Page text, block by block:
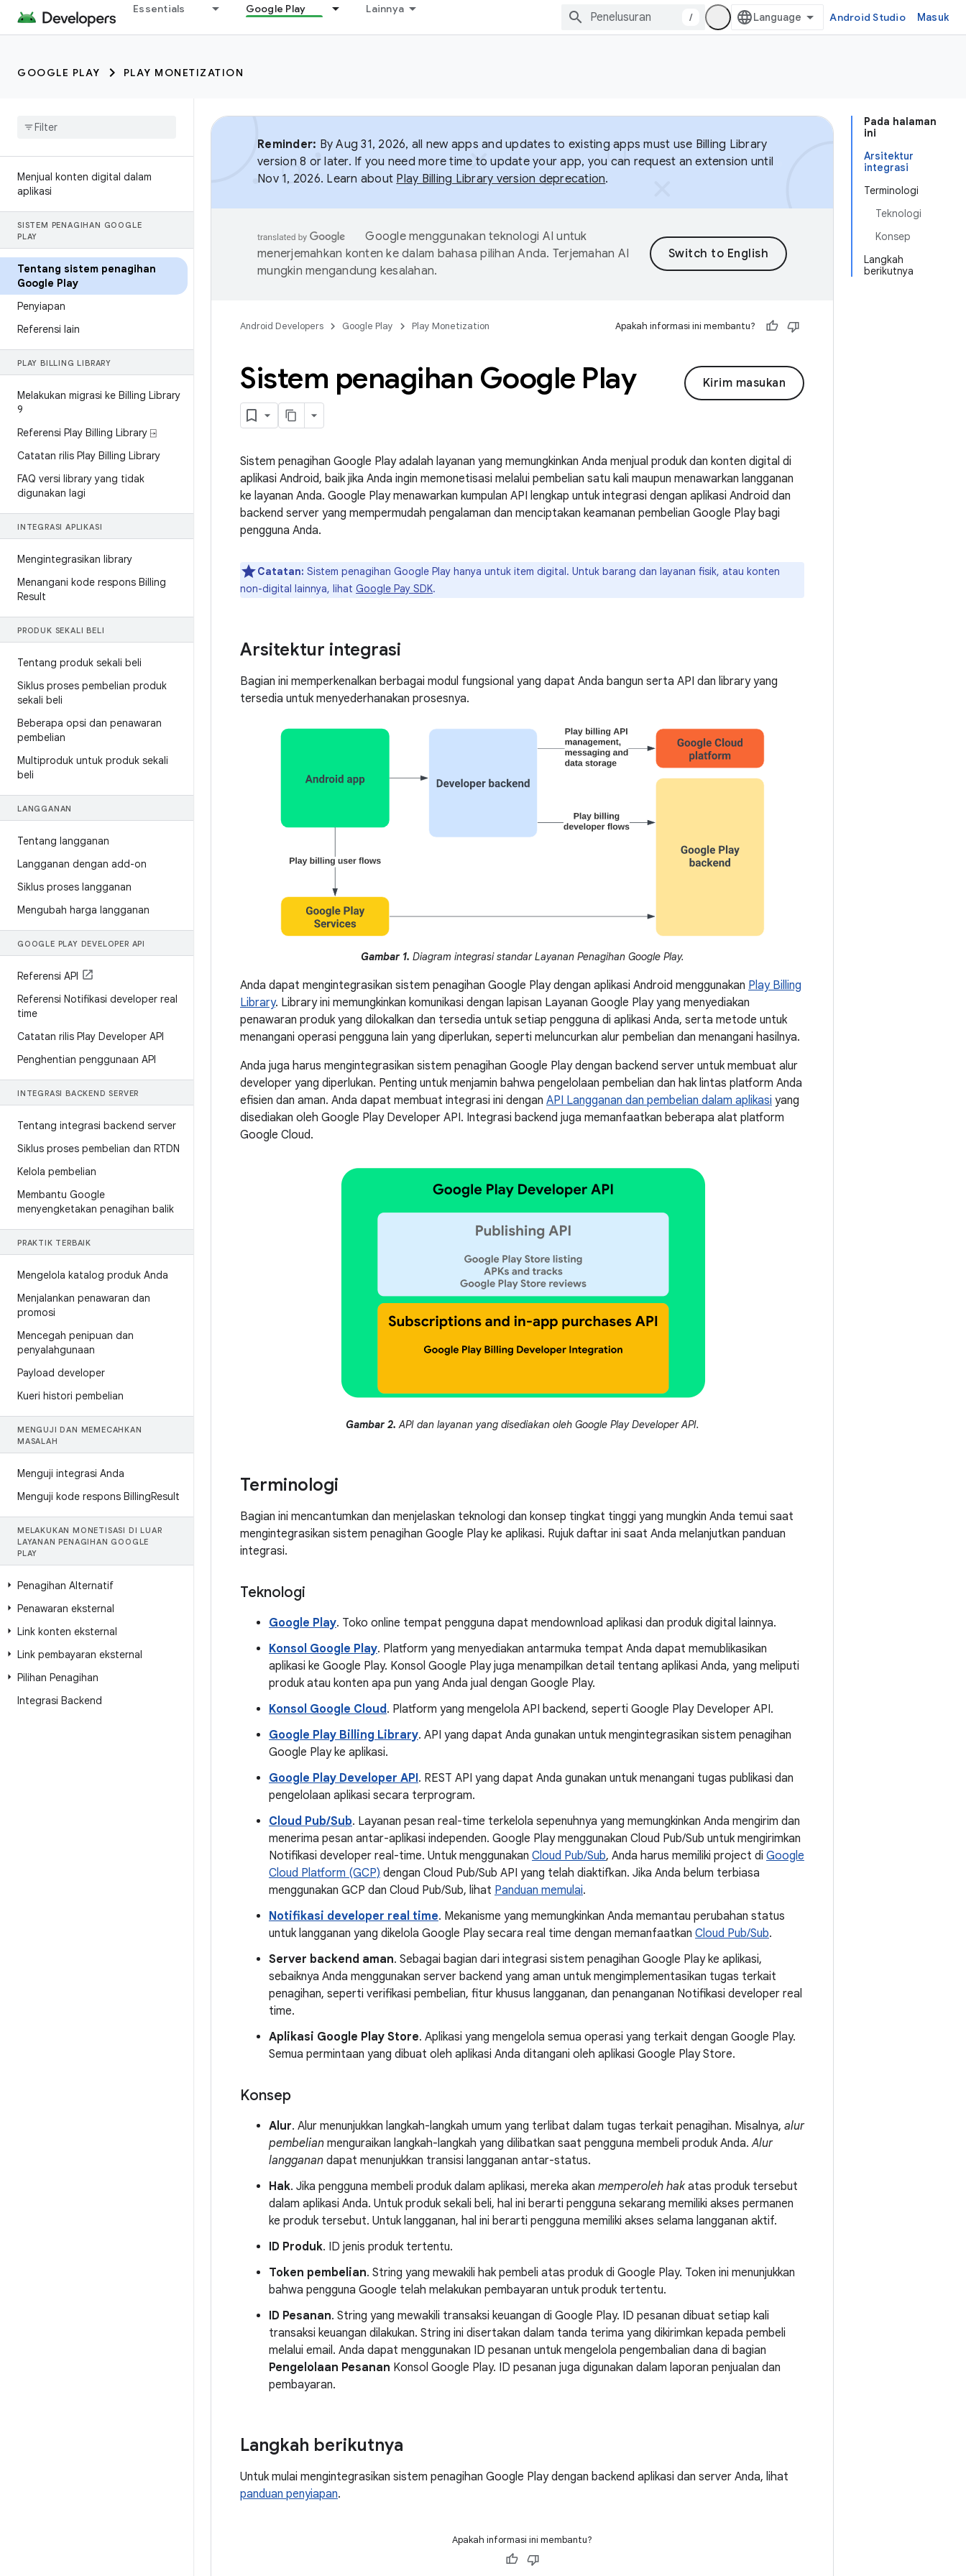
Essentials Google Play Lainnya
/ Android Studio Masuk
GOOGLE PLAY PLAY MONETIZATION
Menjual konten digital dalam
aplikasi
SISTEM PENAGIHAN GOOGLE
PLAY
Tentang sistem penagihan
Google Play
Penyiapan
Referensi lain
PLAY BILLING LIBRARY
Melakukan migrasi ke Billing Library
9
Referensi Play Billing Library ⍈
Catatan rilis Play Billing Library
FAQ versi library yang tidak
digunakan lagi
INTEGRASI APLIKASI
Mengintegrasikan library
Menangani kode respons Billing
Result
PRODUK SEKALI BELI
Tentang produk sekali beli
Siklus proses pembelian produk
sekali beli
Beberapa opsi dan penawaran
pembelian
Multiproduk untuk produk sekali
beli
LANGGANAN
Tentang langganan
Langganan dengan add-on
Siklus proses langganan
Mengubah harga langganan
GOOGLE PLAY DEVELOPER API
Referensi API
Referensi Notifikasi developer real
time
Catatan rilis Play Developer API
Penghentian penggunaan API
INTEGRASI BACKEND SERVER
Tentang integrasi backend server
Siklus proses pembelian dan RTDN
Kelola pembelian
Membantu Google
menyengketakan penagihan balik
PRAKTIK TERBAIK
Mengelola katalog produk Anda
Menjalankan penawaran dan
promosi
Mencegah penipuan dan
penyalahgunaan
Payload developer
Kueri histori pembelian
MENGUJI DAN MEMECAHKAN
MASALAH
Menguji integrasi Anda
Menguji kode respons BillingResult
MELAKUKAN MONETISASI DI LUAR
LAYANAN PENAGIHAN GOOGLE
PLAY
Penagihan Alternatif
Penawaran eksternal
Link konten eksternal
Link pembayaran eksternal
Pilihan Penagihan
Integrasi Backend
Pada halaman
ini
Arsitektur
integrasi
Terminologi
Teknologi
Konsep
Langkah
berikutnya
Reminder: By Aug 31, 2026, all new apps and updates to existing apps must use Billing Library
version 8 or later. If you need more time to update your app, you can request an extension until
Nov 1, 2026. Learn about Play Billing Library version deprecation.
Google menggunakan teknologi AI untuk
menerjemahkan konten ke dalam bahasa pilihan Anda. Terjemahan AI
mungkin mengandung kesalahan.
Android Developers Google Play Play Monetization Apakah informasi ini membantu?
Kirim masukan
Sistem penagihan Google Play
Sistem penagihan Google Play adalah layanan yang memungkinkan Anda menjual produk dan konten digital di
aplikasi Android, baik jika Anda ingin memonetisasi melalui pembelian satu kali maupun menawarkan langganan
ke layanan Anda. Google Play menawarkan kumpulan API lengkap untuk integrasi dengan aplikasi Android dan
backend server yang mempermudah pengalaman dan menciptakan keamanan pembelian Google Play bagi
pengguna Anda.
Catatan: Sistem penagihan Google Play hanya untuk item digital. Untuk barang dan layanan fisik, atau konten
non-digital lainnya, lihat Google Pay SDK.
Arsitektur integrasi
Bagian ini memperkenalkan berbagai modul fungsional yang dapat Anda bangun serta API dan library yang
tersedia untuk menyederhanakan prosesnya.
Gambar 1. Diagram integrasi standar Layanan Penagihan Google Play.
Anda dapat mengintegrasikan sistem penagihan Google Play dengan aplikasi Android menggunakan Play Billing
Library. Library ini memungkinkan komunikasi dengan lapisan Layanan Google Play yang menyediakan
penawaran produk yang dilokalkan dan tersedia untuk setiap pengguna di aplikasi Anda, serta metode untuk
menangani operasi pengguna lain yang diperlukan, seperti meluncurkan alur pembelian dan menangani hasilnya.
Anda juga harus mengintegrasikan sistem penagihan Google Play dengan backend server untuk membuat alur
developer yang diperlukan. Penting untuk menjamin bahwa pengelolaan pembelian dan hak lintas platform Anda
efisien dan aman. Anda dapat membuat integrasi ini dengan API Langganan dan pembelian dalam aplikasi yang
disediakan oleh Google Play Developer API. Integrasi backend juga memanfaatkan beberapa alat platform
Google Cloud.
Gambar 2. API dan layanan yang disediakan oleh Google Play Developer API.
Terminologi
Bagian ini mencantumkan dan menjelaskan teknologi dan konsep tingkat tinggi yang mungkin Anda temui saat
mengintegrasikan sistem penagihan Google Play ke aplikasi. Rujuk daftar ini saat Anda melanjutkan panduan
integrasi.
Teknologi
Google Play. Toko online tempat pengguna dapat mendownload aplikasi dan produk digital lainnya.
Konsol Google Play. Platform yang menyediakan antarmuka tempat Anda dapat memublikasikan
aplikasi ke Google Play. Konsol Google Play juga menampilkan detail tentang aplikasi Anda, yang meliputi
produk atau konten apa pun yang Anda jual dengan Google Play.
Konsol Google Cloud . Platform yang mengelola API backend, seperti Google Play Developer API.
Google Play Billing Library. API yang dapat Anda gunakan untuk mengintegrasikan sistem penagihan
Google Play ke aplikasi.
Google Play Developer API. REST API yang dapat Anda gunakan untuk menangani tugas publikasi dan
pengelolaan aplikasi secara terprogram.
Cloud Pub/Sub. Layanan pesan real-time terkelola sepenuhnya yang memungkinkan Anda mengirim dan
menerima pesan antar-aplikasi independen. Google Play menggunakan Cloud Pub/Sub untuk mengirimkan
Notifikasi developer real-time. Untuk menggunakan Cloud Pub/Sub, Anda harus memiliki project di Google
Cloud Platform (GCP) dengan Cloud Pub/Sub API yang telah diaktifkan. Jika Anda belum terbiasa
menggunakan GCP dan Cloud Pub/Sub, lihat Panduan memulai.
Notifikasi developer real time. Mekanisme yang memungkinkan Anda memantau perubahan status
untuk langganan yang dikelola Google Play secara real time dengan memanfaatkan Cloud Pub/Sub.
Server backend aman. Sebagai bagian dari integrasi sistem penagihan Google Play ke aplikasi,
sebaiknya Anda menggunakan server backend yang aman untuk mengimplementasikan tugas terkait
penagihan, seperti verifikasi pembelian, fitur khusus langganan, dan penanganan Notifikasi developer real
time.
Aplikasi Google Play Store. Aplikasi yang mengelola semua operasi yang terkait dengan Google Play.
Semua permintaan yang dibuat oleh aplikasi Anda ditangani oleh aplikasi Google Play Store.
Konsep
Alur. Alur menunjukkan langkah-langkah umum yang terlibat dalam tugas terkait penagihan. Misalnya, alur
pembelian menguraikan langkah-langkah yang dilibatkan saat pengguna membeli produk Anda.Alur
langganan dapat menunjukkan transisi langganan antar-status.
Hak. Jika pengguna membeli produk dalam aplikasi, mereka akan memperoleh hakatas produk tersebut
dalam aplikasi Anda. Untuk produk sekali beli, hal ini berarti pengguna sekarang memiliki akses permanen
ke produk tersebut. Untuk langganan, hal ini berarti pengguna memiliki akses selama langganan aktif.
ID Produk. ID jenis produk tertentu.
Token pembelian. String yang mewakili hak pembeli atas produk di Google Play. Token ini menunjukkan
bahwa pengguna Google telah melakukan pembayaran untuk produk tertentu.
ID Pesanan. String yang mewakili transaksi keuangan di Google Play. ID pesanan dibuat setiap kali
transaksi keuangan dilakukan. String ini disertakan dalam tanda terima yang dikirimkan kepada pembeli
melalui email. Anda dapat menggunakan ID pesanan untuk mengelola pengembalian dana di bagian
Pengelolaan Pesanan Konsol Google Play. ID pesanan juga digunakan dalam laporan penjualan dan
pembayaran.
Langkah berikutnya
Untuk mulai mengintegrasikan sistem penagihan Google Play dengan backend aplikasi dan server Anda, lihat
panduan penyiapan.
Apakah informasi ini membantu?